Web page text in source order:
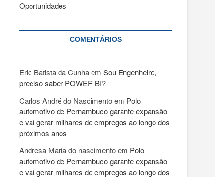
Oportunidades
COMENTÁRIOS
Eric Batista da Cunhaem Sou Engenheiro,
preciso saber POWER BI?
Carlos André do Nascimentoem Polo
automotivo de Pernambuco garante expansão
e vai gerar milhares de empregos ao longo dos
próximos anos
Andresa Maria do nascimentoem Polo
automotivo de Pernambuco garante expansão
e vai gerar milhares de empregos ao longo dos